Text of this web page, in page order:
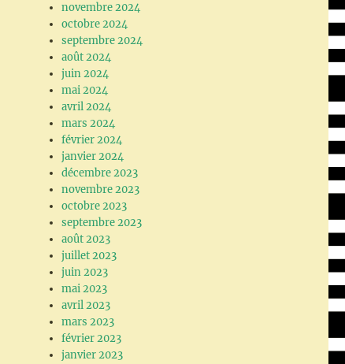
novembre 2024
octobre 2024
septembre 2024
août 2024
juin 2024
mai 2024
avril 2024
mars 2024
février 2024
janvier 2024
décembre 2023
novembre 2023
octobre 2023
septembre 2023
août 2023
juillet 2023
juin 2023
mai 2023
avril 2023
mars 2023
février 2023
janvier 2023